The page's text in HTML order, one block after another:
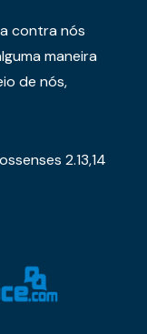
contra nós
maneira
de nós,
2.13,14